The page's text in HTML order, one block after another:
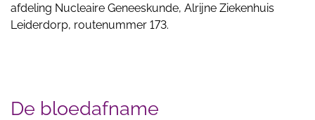
afdeling Nucleaire Geneeskunde, Alrijne Ziekenhuis
Leiderdorp, routenummer 173.
De bloedafname